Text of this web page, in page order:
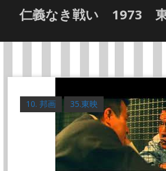
仁義なき戦い
10. 邦画 35.東映